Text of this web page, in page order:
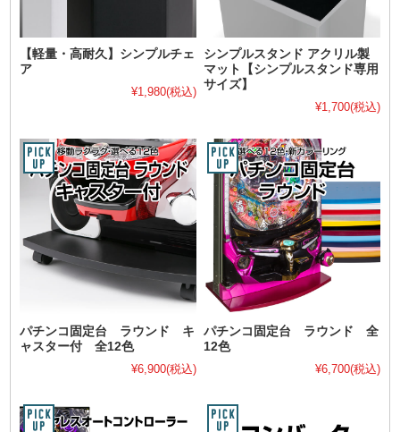
【軽量・高耐久】シンプルチェ
ア
¥1,980(税込)
シンプルスタンド アクリル製
マット【シンプルスタンド専用
サイズ】
¥1,700(税込)
パチンコ固定台 ラウンド キ
ャスター付 全12色
¥6,900(税込)
パチンコ固定台 ラウンド 全
12色
¥6,700(税込)